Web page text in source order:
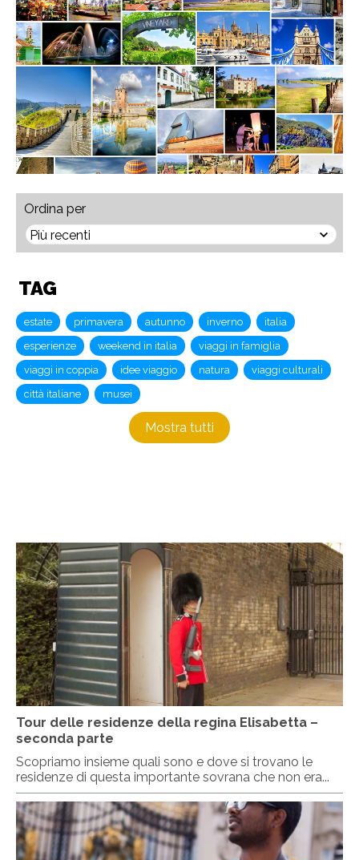
Ordina per
TAG
estate primavera autunno inverno
italia
esperienze
weekend in italia
viaggi in famiglia
viaggi in coppia
idee viaggio natura
viaggi culturali
città italiane
musei
Mostra tutti
Tour delle residenze della regina Elisabetta –
seconda parte
Scopriamo insieme quali sono e dove si trovano le
residenze di questa importante sovrana che non era...